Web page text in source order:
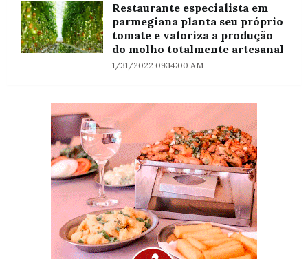
Restaurante especialista em
parmegiana planta seu próprio
tomate e valoriza a produção
do molho totalmente artesanal
1/31/2022 09:14:00 AM